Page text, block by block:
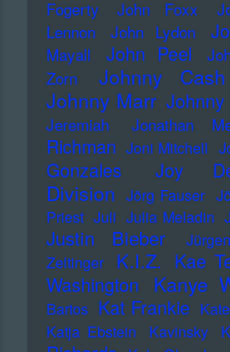
Fogerty
John Foxx
Lennon
John Lydon
Mayall
John Peel
Zorn
Johnny Cash
Johnny Marr Johnny
Jeremiah
Jonathan
Richman Joni Mitchell
Gonzales
Joy
Division Jörg Fauser
Priest Juli Julia Meladin
Justin Bieber
Zeltinger
K.I.Z. Kae
Washington
Kanye
Bartos Kat Frankie
Katja Ebstein
Kavinsky